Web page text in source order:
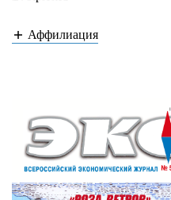
Аффилиация